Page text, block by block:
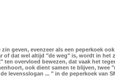
geven, evenzeer als een peperkoek
of dat wel altijd "de weg" is, wordt in het
ten overvloed bewezen, dat vaak het
ook dient samen te blijven, twee
levensslogan ... " in de peperkoek van